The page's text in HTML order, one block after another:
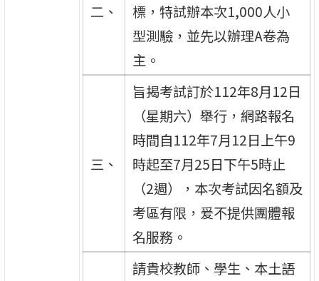
二、
標，特試辦本次1,000人小
型測驗，並先以辦理A卷為
主。
三、
旨揭考試訂於112年8月12日
（星期六）舉行，網路報名
時間自112年7月12日上午9
時起至7月25日下午5時止
（2週），本次考試因名額及
考區有限，爰不提供團體報
名服務。
請貴校教師、學生、本土語